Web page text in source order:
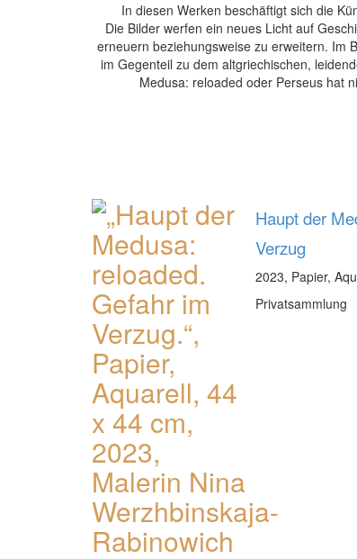
In diesen Werken beschäftigt sich die
Die Bilder werfen ein neues Licht auf
erneuern beziehungsweise zu erweitern. Im
im Gegenteil zu dem altgriechischen,
Medusa: reloaded oder Perseus hat
Haupt der
Verzug
2023, Papier,
Privatsammlung